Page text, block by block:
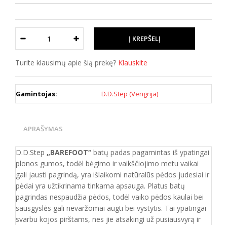
Turite klausimų apie šią prekę? Klauskite
Gamintojas: D.D.Step (Vengrija)
APRAŠYMAS
D.D.Step „BAREFOOT“ batų padas pagamintas iš ypatingai
plonos gumos, todėl bėgimo ir vaikščiojimo metu vaikai
gali jausti pagrindą, yra išlaikomi natūralūs pėdos judesiai ir
pėdai yra užtikrinama tinkama apsauga. Platus batų
pagrindas nespaudžia pėdos, todėl vaiko pėdos kaulai bei
sausgyslės gali nevaržomai augti bei vystytis. Tai ypatingai
svarbu kojos pirštams, nes jie atsakingi už pusiausvyrą ir